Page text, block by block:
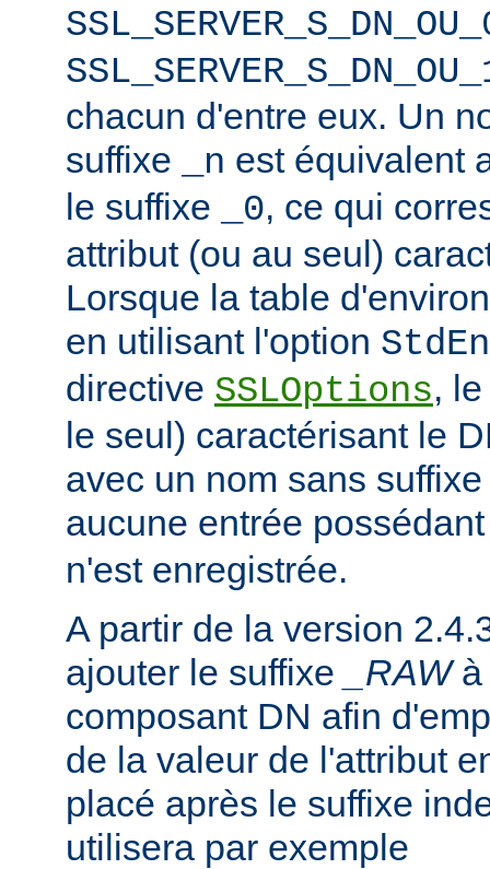
chacun d'entre eux. Un
suffixe
_n est équivalent
le suffixe
_0, ce qui
attribut (ou au seul)
Lorsque la table
en utilisant l'option
directive SSLOptions,
le seul) caractérisant le
avec un nom sans
aucune entrée
n'est enregistrée.
A partir de la version
ajouter le suffixe
_RAW
composant DN afin
de la valeur de l'attribut
placé après le suffixe
utilisera par exemple